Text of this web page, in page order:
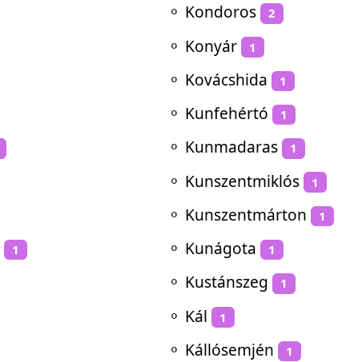
1
⚬ Kondoros 2
⚬ Konyár 1
⚬ Kovácshida 1
⚬ Kunfehértó 1
⚬ Kunmadaras 1
⚬ Kunszentmiklós 1
⚬ Kunszentmárton 1
⚬ Kunágota 1
⚬ Kustánszeg 1
⚬ Kál 1
⚬ Kállósemjén 1